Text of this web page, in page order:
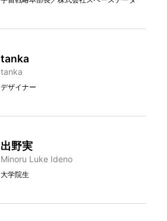
tanka
tanka
デザイナー
出野実
Minoru Luke Ideno
大学院生